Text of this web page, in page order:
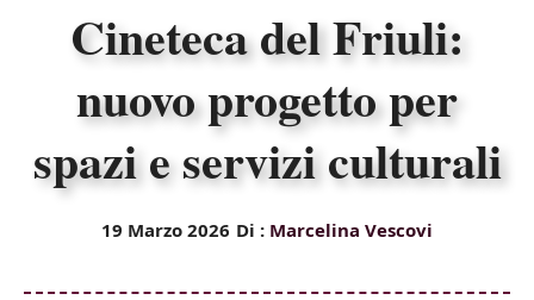
Cineteca del Friuli:
nuovo progetto per
spazi e servizi culturali
19 Marzo 2026 Di : Marcelina Vescovi